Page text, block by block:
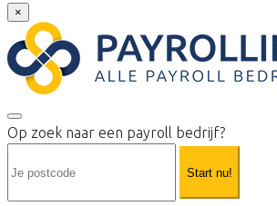
×
Op zoek naar een payroll bedrijf?
Start nu!